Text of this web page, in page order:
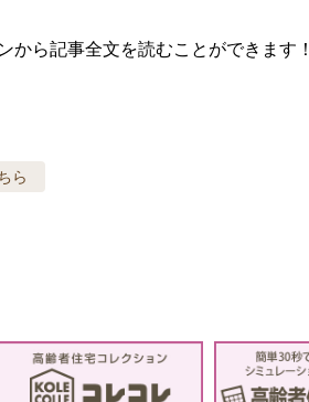
から記事全文を読むことができます
ら